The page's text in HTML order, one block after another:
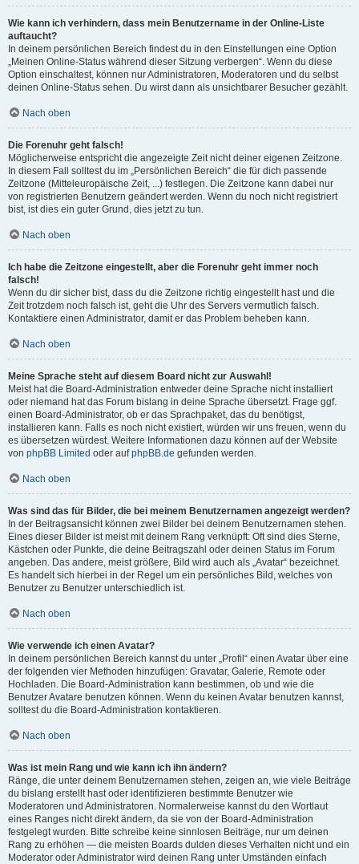
Wie kann ich verhindern, dass mein Benutzername in der Online-Liste
auftaucht?
In deinem persönlichen Bereich findest du in den Einstellungen eine Option
„Meinen Online-Status während dieser Sitzung verbergen“. Wenn du diese
Option einschaltest, können nur Administratoren, Moderatoren und du selbst
deinen Online-Status sehen. Du wirst dann als unsichtbarer Besucher gezählt.
Nach oben
Die Forenuhr geht falsch!
Möglicherweise entspricht die angezeigte Zeit nicht deiner eigenen Zeitzone.
In diesem Fall solltest du im „Persönlichen Bereich“ die für dich passende
Zeitzone (Mitteleuropäische Zeit, ...) festlegen. Die Zeitzone kann dabei nur
von registrierten Benutzern geändert werden. Wenn du noch nicht registriert
bist, ist dies ein guter Grund, dies jetzt zu tun.
Nach oben
Ich habe die Zeitzone eingestellt, aber die Forenuhr geht immer noch
falsch!
Wenn du dir sicher bist, dass du die Zeitzone richtig eingestellt hast und die
Zeit trotzdem noch falsch ist, geht die Uhr des Servers vermutlich falsch.
Kontaktiere einen Administrator, damit er das Problem beheben kann.
Nach oben
Meine Sprache steht auf diesem Board nicht zur Auswahl!
Meist hat die Board-Administration entweder deine Sprache nicht installiert
oder niemand hat das Forum bislang in deine Sprache übersetzt. Frage ggf.
einen Board-Administrator, ob er das Sprachpaket, das du benötigst,
installieren kann. Falls es noch nicht existiert, würden wir uns freuen, wenn du
es übersetzen würdest. Weitere Informationen dazu können auf der Website
von phpBB Limited oder aufphpBB.de gefunden werden.
Nach oben
Was sind das für Bilder, die bei meinem Benutzernamen angezeigt werden?
In der Beitragsansicht können zwei Bilder bei deinem Benutzernamen stehen.
Eines dieser Bilder ist meist mit deinem Rang verknüpft: Oft sind dies Sterne,
Kästchen oder Punkte, die deine Beitragszahl oder deinen Status im Forum
angeben. Das andere, meist größere, Bild wird auch als „Avatar“ bezeichnet.
Es handelt sich hierbei in der Regel um ein persönliches Bild, welches von
Benutzer zu Benutzer unterschiedlich ist.
Nach oben
Wie verwende ich einen Avatar?
In deinem persönlichen Bereich kannst du unter „Profil“ einen Avatar über eine
der folgenden vier Methoden hinzufügen: Gravatar, Galerie, Remote oder
Hochladen. Die Board-Administration kann bestimmen, ob und wie die
Benutzer Avatare benutzen können. Wenn du keinen Avatar benutzen kannst,
solltest du die Board-Administration kontaktieren.
Nach oben
Was ist mein Rang und wie kann ich ihn ändern?
Ränge, die unter deinem Benutzernamen stehen, zeigen an, wie viele Beiträge
du bislang erstellt hast oder identifizieren bestimmte Benutzer wie
Moderatoren und Administratoren. Normalerweise kannst du den Wortlaut
eines Ranges nicht direkt ändern, da sie von der Board-Administration
festgelegt wurden. Bitte schreibe keine sinnlosen Beiträge, nur um deinen
Rang zu erhöhen — die meisten Boards dulden dieses Verhalten nicht und ein
Moderator oder Administrator wird deinen Rang unter Umständen einfach